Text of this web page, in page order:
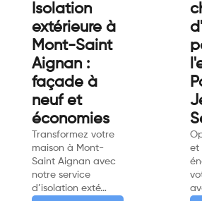
Isolation
extérieure à
Mont-Saint
Aignan :
façade à
neuf et
économies
Transformez votre
maison à Mont-
Saint Aignan avec
notre service
d’isolation exté…
et